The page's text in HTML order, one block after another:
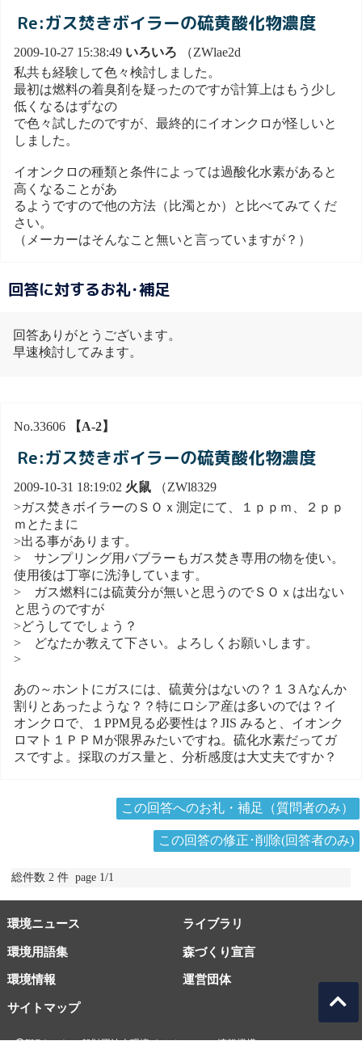
Re:ガス焚きボイラーの硫黄酸化物濃度
2009-10-27 15:38:49 いろいろ （ZWlae2d
私共も経験して色々検討しました。
最初は燃料の着臭剤を疑ったのですが計算上はもう少し
低くなるはずなの
で色々試したのですが、最終的にイオンクロが怪しいと
しました。
イオンクロの種類と条件によっては過酸化水素があると
高くなることがあ
るようですので他の方法（比濁とか）と比べてみてくだ
さい。
（メーカーはそんなこと無いと言っていますが？）
回答に対するお礼･補足
回答ありがとうございます。
早速検討してみます。
No.33606 【A-2】
Re:ガス焚きボイラーの硫黄酸化物濃度
2009-10-31 18:19:02 火鼠 （ZWl8329
>ガス焚きボイラーのＳＯｘ測定にて、１ｐｐｍ、２ｐｐ
ｍとたまに
>出る事があります。
> サンプリング用バブラーもガス焚き専用の物を使い。
使用後は丁寧に洗浄しています。
> ガス燃料には硫黄分が無いと思うのでＳＯｘは出ない
と思うのですが
>どうしてでしょう？
> どなたか教えて下さい。よろしくお願いします。
>
あの～ホントにガスには、硫黄分はないの？１３Aなんか
割りとあったような？？特にロシア産は多いのでは？イ
オンクロで、１PPM見る必要性は？JIS みると、イオンク
ロマト１ＰＰＭが限界みたいですね。硫化水素だってガ
スですよ。採取のガス量と、分析感度は大丈夫ですか？
この回答へのお礼・補足（質問者のみ）
この回答の修正･削除(回答者のみ)
総件数 2 件 page 1/1
環境ニュース ライブラリ
環境用語集 森づくり宣言
環境情報
サイトマップ
運営団体
EICネット 一般財団法人環境イノベーション情報機構